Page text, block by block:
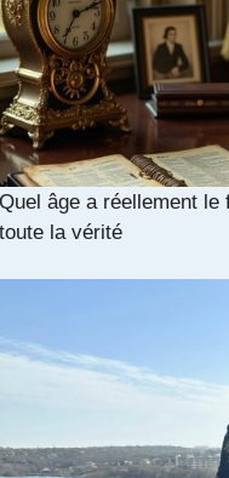
Quel âge a réellement
toute la vérité